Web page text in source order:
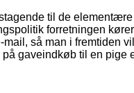
til de
forretningen
så man i fremtiden
gaveindkøb til en pige